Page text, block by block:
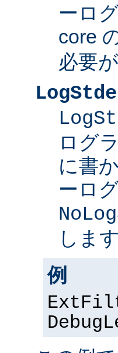
ーロ
core
必要
ログ
に書
ーロ
します
例